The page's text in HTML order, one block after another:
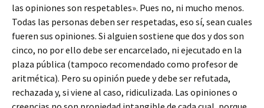
las opiniones son respetables». Pues no, ni mucho menos.
Todas las personas deben ser respetadas, eso sí, sean cuales
fueren sus opiniones. Si alguien sostiene que dos y dos son
cinco, no por ello debe ser encarcelado, ni ejecutado en la
plaza pública (tampoco recomendado como profesor de
aritmética). Pero su opinión puede y debe ser refutada,
rechazada y, si viene al caso, ridiculizada. Las opiniones o